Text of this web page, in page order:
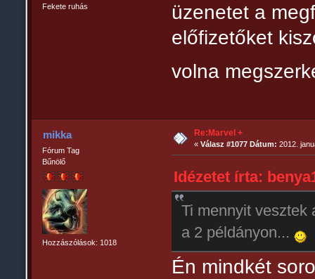
Fekete ruhás
üzenetet a
előfizetőket
volna
mikka
Fórum Tag
Bűnölő
Hozzászólások: 1018
Re:Marvel +
«Válasz #1077 Dátum: 2012.
Idézetet írta:
Ti mennyit vesztek
a 2 példányon...
Én mindkét